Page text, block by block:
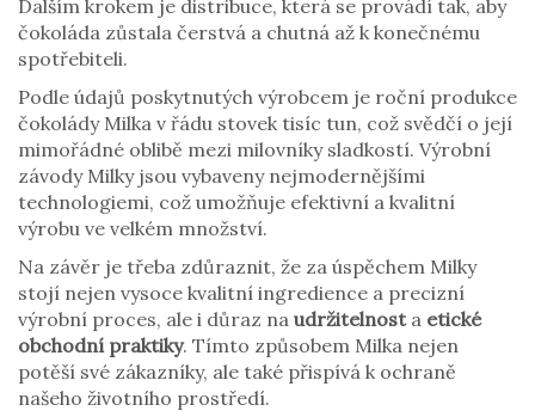
Dalším krokem je distribuce, která se provádí tak, aby
čokoláda zůstala čerstvá a chutná až k konečnému
spotřebiteli.
Podle údajů poskytnutých výrobcem je roční produkce
čokolády Milka v řádu stovek tisíc tun, což svědčí o její
mimořádné oblibě mezi milovníky sladkostí. Výrobní
závody Milky jsou vybaveny nejmodernějšími
technologiemi, což umožňuje efektivní a kvalitní
výrobu ve velkém množství.
Na závěr je třeba zdůraznit, že za úspěchem Milky
stojí nejen vysoce kvalitní ingredience a precizní
výrobní proces, ale i důraz na udržitelnosta etické
obchodní praktiky. Tímto způsobem Milka nejen
potěší své zákazníky, ale také přispívá k ochraně
našeho životního prostředí.